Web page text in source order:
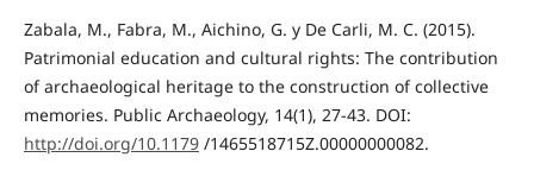
Zabala, M., Fabra, M., Aichino, G. y De Carli, M. C. (2015).
Patrimonial education and cultural rights: The contribution
of archaeological heritage to the construction of collective
memories. Public Archaeology, 14(1), 27-43. DOI:
http://doi.org/10.1179/1465518715Z.00000000082.